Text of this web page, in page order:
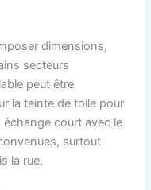
dimensions,
secteurs
peut être
la teinte de toile pour
échange court avec le
surtout
la rue.